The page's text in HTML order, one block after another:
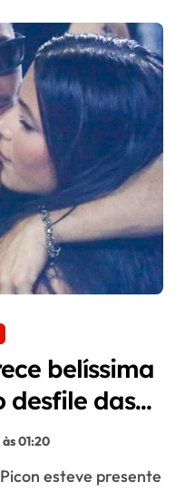
belíssima
desfile das
01:20